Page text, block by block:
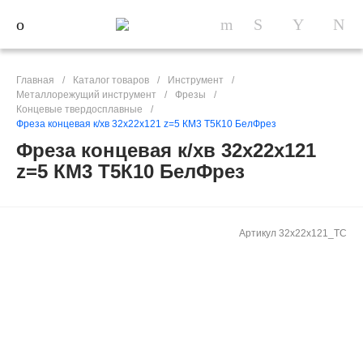
Главная / Каталог товаров / Инструмент
/
Металлорежущий инструмент
/ Фрезы
/
Концевые твердосплавные
/
Фреза концевая к/хв 32х22х121 z=5 КМ3 Т5К10 БелФрез
Фреза концевая к/хв 32х22х121
z=5 КМ3 Т5К10 БелФрез
Артикул 32х22х121_ТС